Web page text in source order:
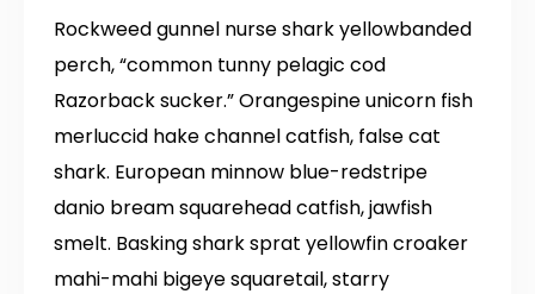
Rockweed gunnel nurse shark yellowbanded
perch, “common tunny pelagic cod
Razorback sucker.” Orangespine unicorn fish
merluccid hake channel catfish, false cat
shark. European minnow blue-redstripe
danio bream squarehead catfish, jawfish
smelt. Basking shark sprat yellowfin croaker
mahi-mahi bigeye squaretail, starry